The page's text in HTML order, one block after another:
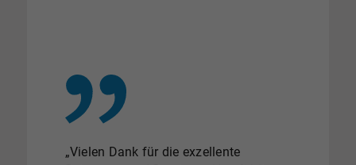
stetszeitnah und kompetent
beantwortet. Wir haben uns
währenddes gesamten
aufgehobengefühlt. Unsere
„Vielen Dank für die exzellente